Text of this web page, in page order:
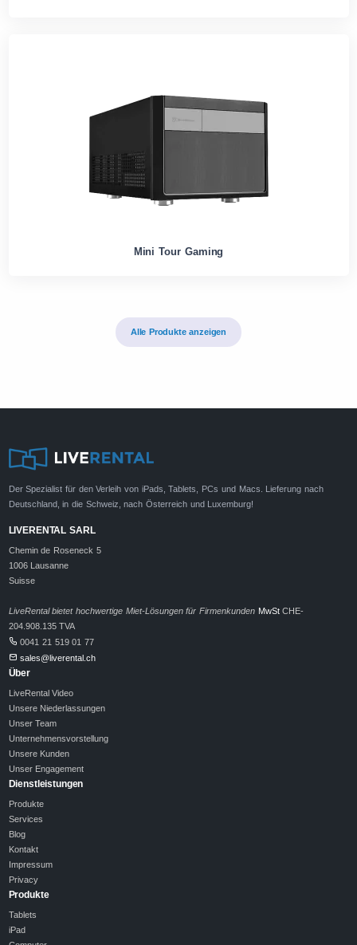
Mini Tour Gaming
Alle Produkte anzeigen
Der Spezialist für den Verleih von iPads, Tablets, PCs und Macs. Lieferung nach
Deutschland, in die Schweiz, nach Österreich und Luxemburg!
LIVERENTAL SARL
Chemin de Roseneck 5
1006 Lausanne
Suisse
LiveRental bietet hochwertige Miet-Lösungen für Firmenkunden MwStCHE-
204.908.135 TVA
0041 21 519 01 77
sales@liverental.ch
Über
LiveRental Video
Unsere Niederlassungen
Unser Team
Unternehmensvorstellung
Unsere Kunden
Unser Engagement
Dienstleistungen
Produkte
Services
Blog
Kontakt
Impressum
Privacy
Produkte
Tablets
iPad